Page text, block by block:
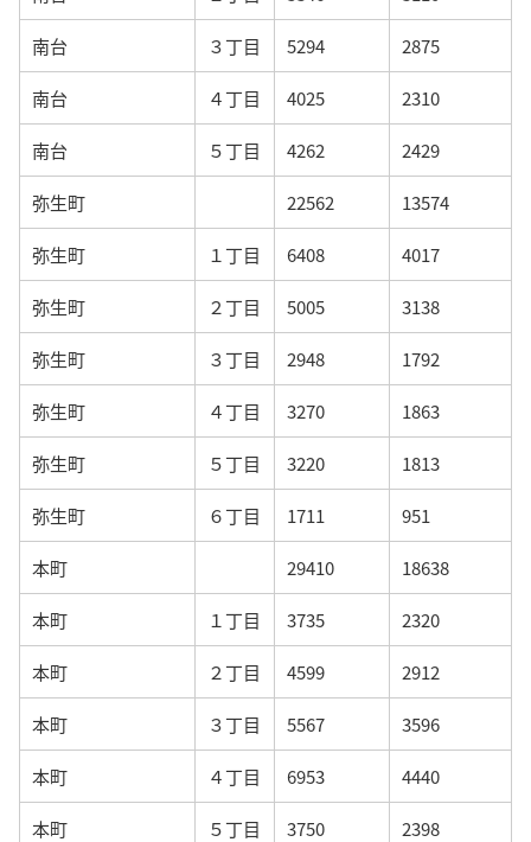
南台 ３丁目 5294 2875
南台 ４丁目 4025 2310
南台 ５丁目 4262 2429
弥生町 22562 13574
弥生町 １丁目 6408 4017
弥生町 ２丁目 5005 3138
弥生町 ３丁目 2948 1792
弥生町 ４丁目 3270 1863
弥生町 ５丁目 3220 1813
弥生町 ６丁目 1711 951
本町 29410 18638
本町 １丁目 3735 2320
本町 ２丁目 4599 2912
本町 ３丁目 5567 3596
本町 ４丁目 6953 4440
本町 ５丁目 3750 2398